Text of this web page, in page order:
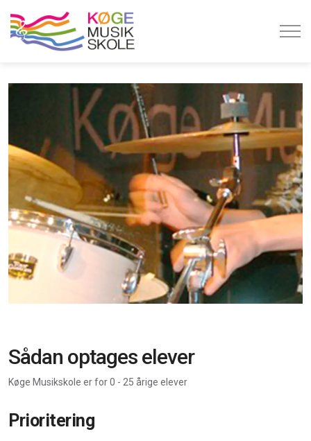
Sådan optages elever
Køge Musikskole er for 0 - 25 årige elever
Prioritering